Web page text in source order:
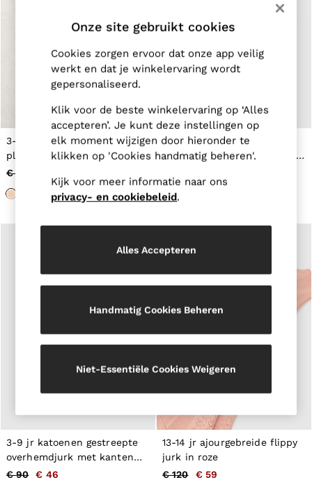
Blazers
Knitwear & Jumpers
Jackets & Coats
Leather & Suede Jackets
Jeans
Sweats, Hoodies & Joggers
All Clothing
Trainers
Loafers
Formal Shoes
Belts
Ties & Pocket Squares
Bags & Wallets
All Accessories
Reiss | McLaren Racing
Workwear
Leather & Suede
T-Shirts & Polo Shirts
Suits & Tailoring
Jackets & Coats
Co-ords
Trousers & Jeans
Sweats & Hoodies
All Boys'
3-9 jr katoenen jurk met
plooitjes in perzikkleur
€ 75
3-9 jr metallic geweven
overhemdjurk van katoenmix
3-9 jr katoenen gestreepte
overhemdjurk met kanten
rand in blauw/wit
€ 90 € 46
13-14 jr ajourgebreide flippy
jurk in roze
€ 120
€ 59
Onze site gebruikt cookies
Cookies zorgen ervoor dat onze app veilig
werkt en dat je winkelervaring wordt
gepersonaliseerd.
Klik voor de beste winkelervaring op ‘Alles
accepteren’. Je kunt deze instellingen op
elk moment wijzigen door hieronder te
klikken op 'Cookies handmatig beheren'.
Kijk voor meer informatie naar ons
privacy- en cookiebeleid.
Alles Accepteren
Handmatig Cookies Beheren
Niet-Essentiële Cookies Weigeren